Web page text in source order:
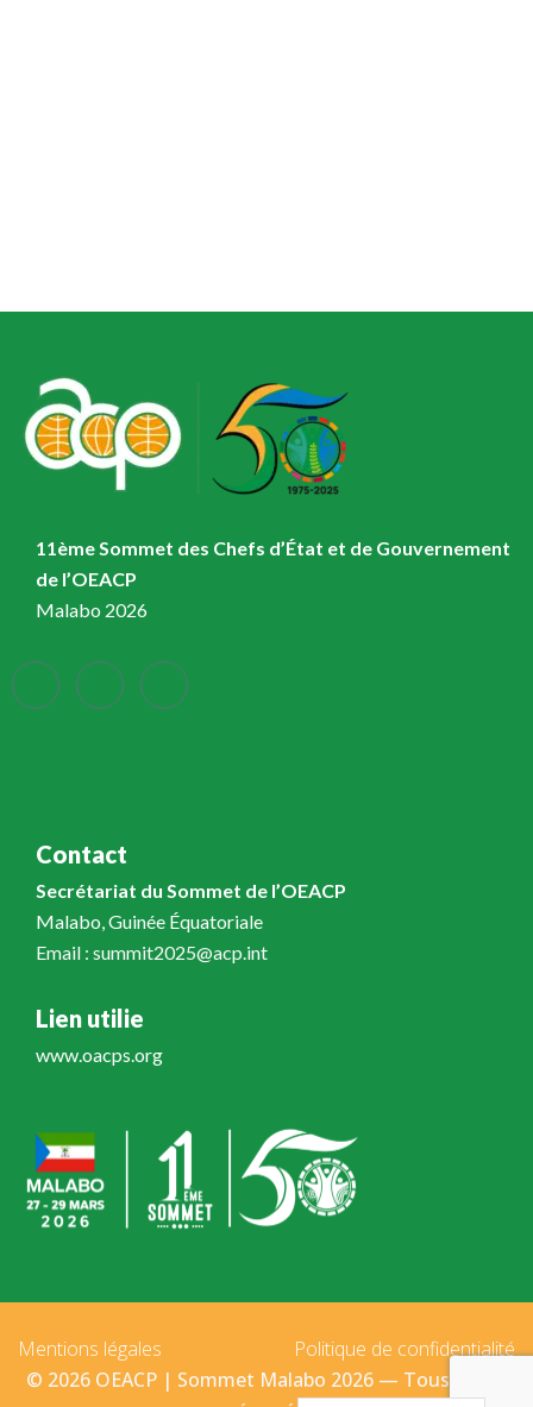
11ème Sommet des Chefs d’État et de Gouvernement
de l’OEACP
Malabo 2026
Contact
Secrétariat du Sommet de l’OEACP
Malabo, Guinée Équatoriale
Email : summit2025@acp.int
Lien utilie
www.oacps.org
Mentions légales
Politique de confidentialité
© 2026 OEACP | Sommet Malabo 2026 — Tous droits